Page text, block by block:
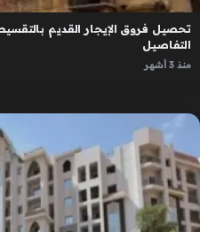
تحصيل فروق الإيجار القديم
التفاصيل
منذ 3 أشهر